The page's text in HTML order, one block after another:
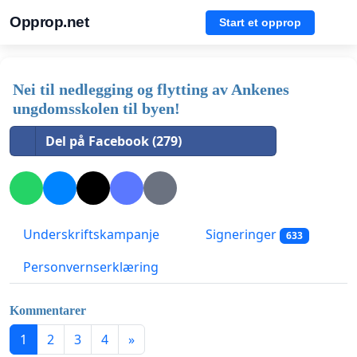
Opprop.net Start et opprop
Nei til nedlegging og flytting av Ankenes
ungdomsskolen til byen!
Del på Facebook (279)
Underskriftskampanje Signeringer 633
Personvernserklæring
Kommentarer
1 2 3 4 »